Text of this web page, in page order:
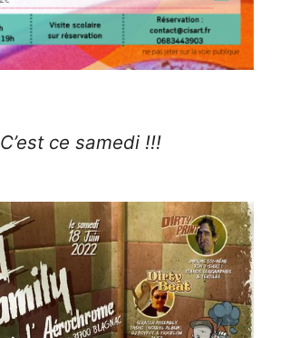
C’est ce samedi !!!